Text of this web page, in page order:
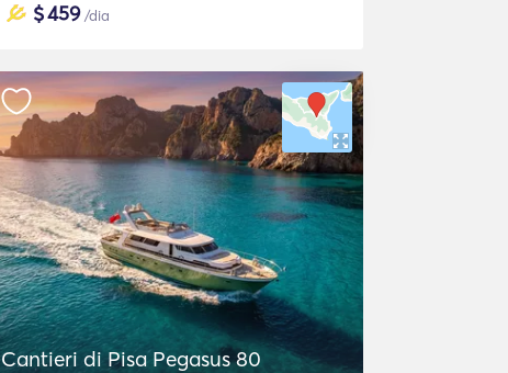
$459/dia
Cantieri di Pisa Pegasus 80